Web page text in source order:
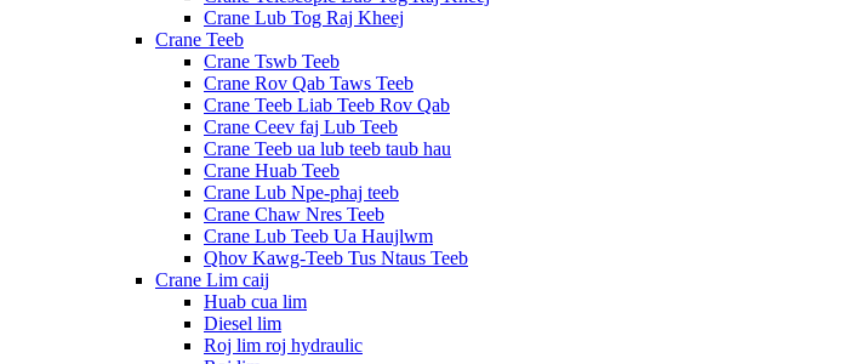
Crane Lub Tog Raj Kheej
Crane Teeb
Crane Tswb Teeb
Crane Rov Qab Taws Teeb
Crane Teeb Liab Teeb Rov Qab
Crane Ceev faj Lub Teeb
Crane Teeb ua lub teeb taub hau
Crane Huab Teeb
Crane Lub Npe-phaj teeb
Crane Chaw Nres Teeb
Crane Lub Teeb Ua Haujlwm
Qhov Kawg-Teeb Tus Ntaus Teeb
Crane Lim caij
Huab cua lim
Diesel lim
Roj lim roj hydraulic